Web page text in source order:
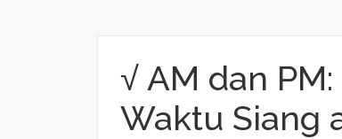
√ AM dan
Waktu Siang